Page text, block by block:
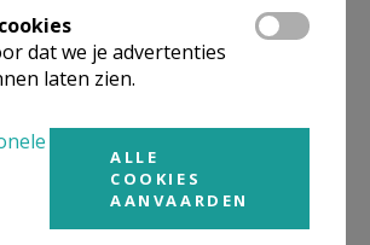
Zorgpastores
dat we je advertenties
laten zien.
ALLE
COOKIES
AANVAARDEN